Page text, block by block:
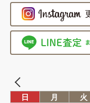
日 月 火